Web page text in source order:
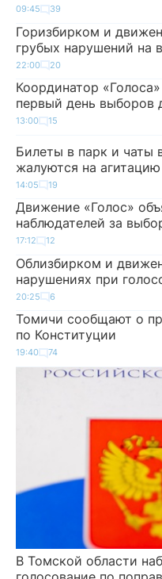
09:45 39
Горизбирком и
грубых нарушений на
22:00 20
Координатор
первый день выборов
13:00 15
Билеты в парк и чаты
жалуются на
14:05 19
Движение «Голос»
наблюдателей за
17:12 12
Облизбирком и
нарушениях при
20:25 6
Томичи сообщают о
по Конституции
19:40 74
В Томской области